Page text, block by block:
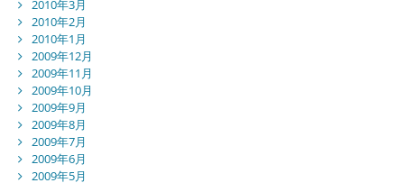
2010年3月
2010年2月
2010年1月
2009年12月
2009年11月
2009年10月
2009年9月
2009年8月
2009年7月
2009年6月
2009年5月